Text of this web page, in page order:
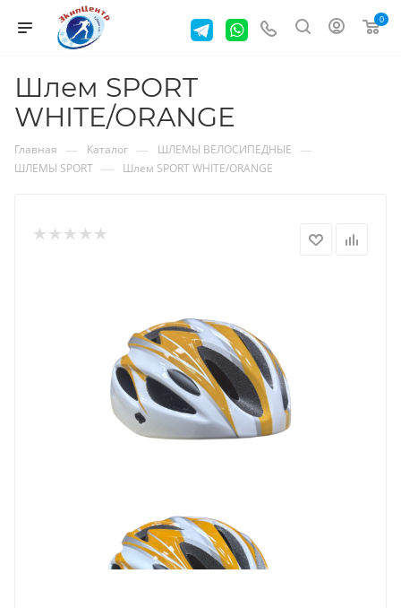
0
Шлем SPORT
WHITE/ORANGE
Главная — Каталог — ШЛЕМЫ ВЕЛОСИПЕДНЫЕ —
ШЛЕМЫ SPORT — Шлем SPORT WHITE/ORANGE